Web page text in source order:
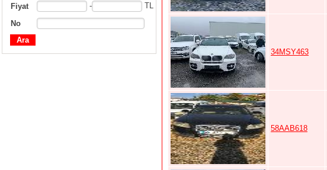
Fiyat
- TL
No
34MSY463
58AAB618